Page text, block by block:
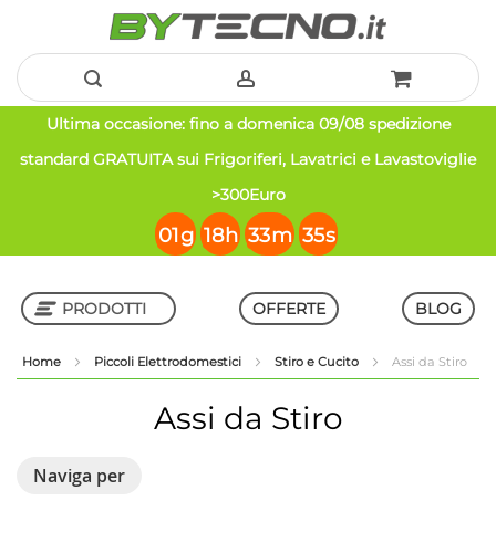
Salta
al
Ultima occasione: fino a domenica 09/08 spedizione
standard GRATUITA sui Frigoriferi, Lavatrici e Lavastoviglie
>300Euro
01g 18h 33m 34s
PRODOTTI OFFERTE BLOG
Home Piccoli Elettrodomestici Stiro e Cucito Assi da Stiro
Assi da Stiro
Naviga per